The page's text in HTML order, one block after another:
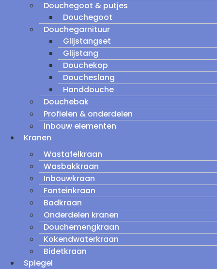
Douchegoot & putjes
Douchegoot
Douchegarnituur
Glijstangset
Glijstang
Douchekop
Doucheslang
Handdouche
Douchebak
Profielen & onderdelen
Inbouw elementen
Kranen
Wastafelkraan
Wasbakkraan
Inbouwkraan
Fonteinkraan
Badkraan
Onderdelen kranen
Douchemengkraan
Kokendwaterkraan
Bidetkraan
Spiegel